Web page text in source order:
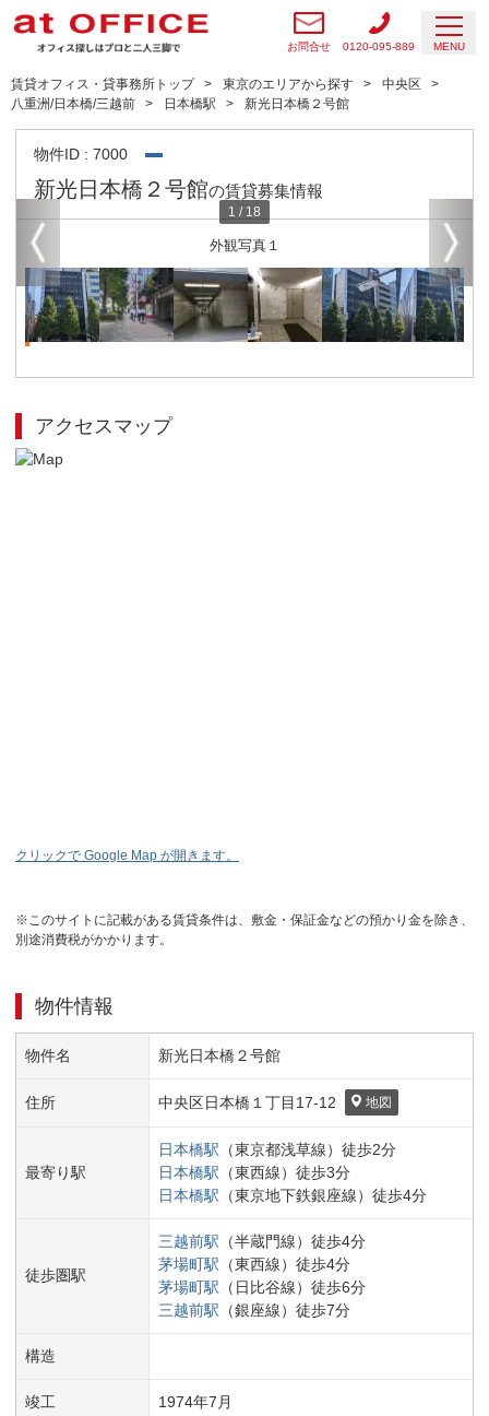
お問合せ 0120-095-889 MENU
賃貸オフィス・貸事務所トップ 東京のエリアから探す
中央区
八重洲/日本橋/三越前
日本橋駅 新光日本橋２号館
物件ID : 7000
新光日本橋２号館の賃貸募集情報
外観写真１
1 / 18
アクセスマップ
クリックで Google Map が開きます。
※このサイトに記載がある賃貸条件は、敷金・保証金などの預かり金を除き、
別途消費税がかかります。
物件情報
物件名 新光日本橋２号館
住所 中央区日本橋１丁目 17-12 地図
最寄り駅
日本橋駅 （東京都浅草線） 徒歩2分
日本橋駅 （東西線） 徒歩3分
日本橋駅 （東京地下鉄銀座線） 徒歩4分
徒歩圏駅
三越前駅 （半蔵門線） 徒歩4分
茅場町駅 （東西線） 徒歩4分
茅場町駅 （ 日比谷線） 徒歩6分
三越前駅 （銀座線） 徒歩7分
構造
竣工 1974年7 月